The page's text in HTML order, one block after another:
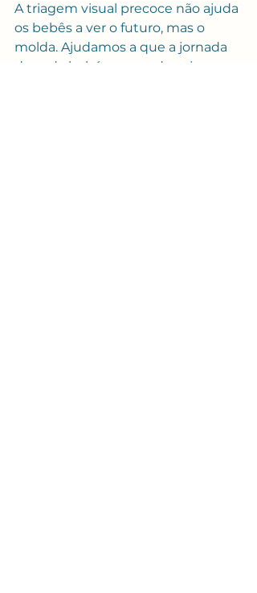
A triagem visual precoce não ajuda
os bebês a ver o futuro, mas o
molda. Ajudamos a que a jornada
de cada bebé ao mundo seja